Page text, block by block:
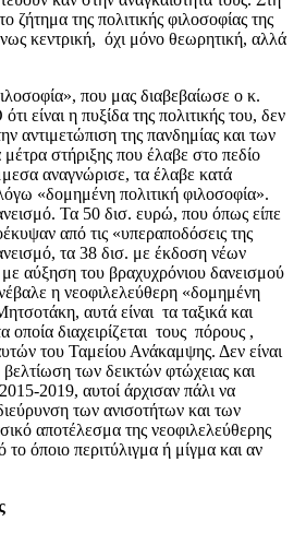
ζήτημα της πολιτικής φιλοσοφίας της
κεντρική, όχι μόνο θεωρητική, αλλά
που μας διαβεβαίωσε ο κ.
είναι η πυξίδα της πολιτικής του, δεν
αντιμετώπιση της πανδημίας και των
στήριξης που έλαβε στο πεδίο
αναγνώρισε, τα έλαβε κατά
«δομημένη πολιτική φιλοσοφία».
Τα 50 δισ. ευρώ, που όπως είπε
από τις «υπεραποδόσεις της
τα 38 δισ. με έκδοση νέων
αύξηση του βραχυχρόνιου δανεισμού
η νεοφιλελεύθερη «δομημένη
αυτά είναι τα ταξικά και
οποία διαχειρίζεται τους πόρους ,
του Ταμείου Ανάκαμψης. Δεν είναι
των δεικτών φτώχειας και
2019, αυτοί άρχισαν πάλι να
των ανισοτήτων και των
αποτέλεσμα της νεοφιλελεύθερης
το όποιο περιτύλιγμα ή μίγμα και αν